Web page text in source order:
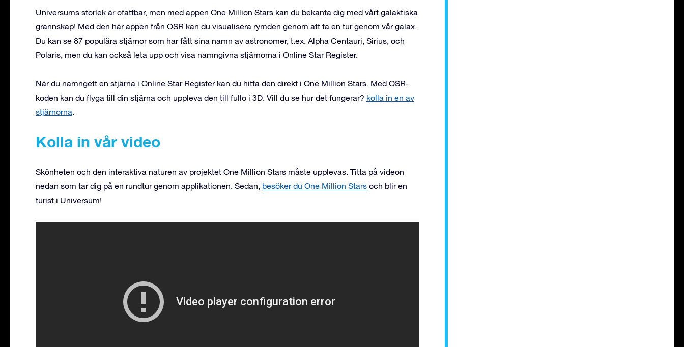
Universums storlek är ofattbar, men med appen One Million Stars kan du bekanta dig med vårt galaktiska
grannskap! Med den här appen från OSR kan du visualisera rymden genom att ta en tur genom vår galax.
Du kan se 87 populära stjärnor som har fått sina namn av astronomer, t.ex. Alpha Centauri, Sirius, och
Polaris, men du kan också leta upp och visa namngivna stjärnorna i Online Star Register.
När du namngett en stjärna i Online Star Register kan du hitta den direkt i One Million Stars. Med OSR-
koden kan du flyga till din stjärna och uppleva den till fullo i 3D. Vill du se hur det fungerar? kolla in en av
stjärnorna.
Kolla in vår video
Skönheten och den interaktiva naturen av projektet One Million Stars måste upplevas. Titta på videon
nedan som tar dig på en rundtur genom applikationen. Sedan, besöker du One Million Stars och blir en
turist i Universum!